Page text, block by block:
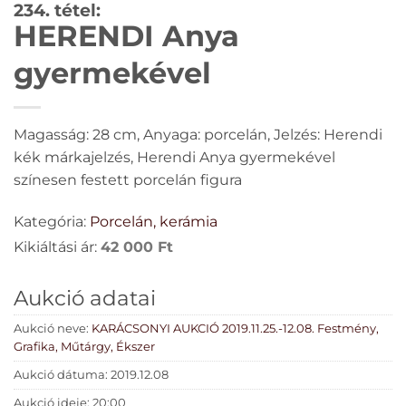
234. tétel:
HERENDI Anya
gyermekével
Magasság: 28 cm, Anyaga: porcelán, Jelzés: Herendi
kék márkajelzés, Herendi Anya gyermekével
színesen festett porcelán figura
Kategória: Porcelán, kerámia
Kikiáltási ár: 42 000 Ft
Aukció adatai
Aukció neve: KARÁCSONYI AUKCIÓ 2019.11.25.-12.08. Festmény,
Grafika, Műtárgy, Ékszer
Aukció dátuma: 2019.12.08
Aukció ideje: 20:00